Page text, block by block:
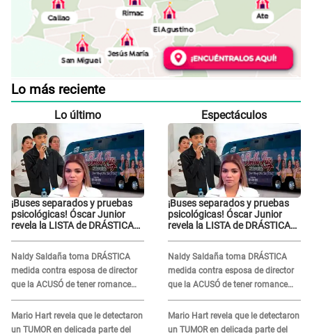
Lo más reciente
Lo último
¡Buses separados y pruebas
psicológicas! Óscar Junior
revela la LISTA de DRÁSTICAS
en 'La Bella Luz' tras caso
Naldy Saldaña
Naldy Saldaña toma DRÁSTICA
medida contra esposa de director
que la ACUSÓ de tener romance
con él: "Muy triste..."
Mario Hart revela que le detectaron
un TUMOR en delicada parte del
Espectáculos
¡Buses separados y pruebas
psicológicas! Óscar Junior
revela la LISTA de DRÁSTICAS
en 'La Bella Luz' tras caso
Naldy Saldaña
Naldy Saldaña toma DRÁSTICA
medida contra esposa de director
que la ACUSÓ de tener romance
con él: "Muy triste..."
Mario Hart revela que le detectaron
un TUMOR en delicada parte del